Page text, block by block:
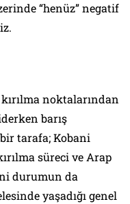
“henüz” negatif
noktalarından
barış
tarafa; Kobani
süreci ve Arap
durumun da
yaşadığı genel